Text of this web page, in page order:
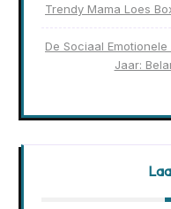
Trendy Mama Loes
De Sociaal
Jaar: